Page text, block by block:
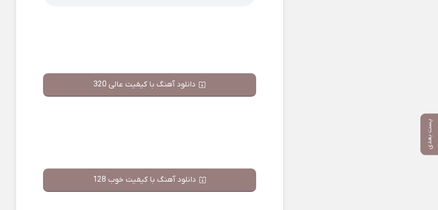
پست بعدی
دانلود آهنگ با کیفیت عالی 320
دانلود آهنگ با کیفیت خوب 128